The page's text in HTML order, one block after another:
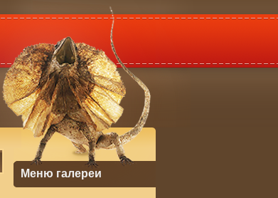
Меню галереи